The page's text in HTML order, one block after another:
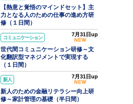
【熱意と覚悟のマインドセット】主
力となる人のための仕事の進め方研
修（１日間）
コミュニケーション 7月31日up
世代間コミュニケーション研修～文
化翻訳型マネジメントで実現する
（１日間）
新人 7月31日up
新人のための金融リテラシー向上研
修～家計管理の基礎（半日間）